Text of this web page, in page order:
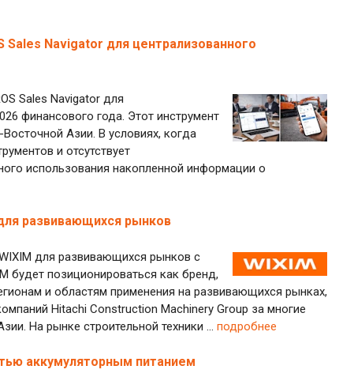
Sales Navigator для централизованного
Sales Navigator для
финансового года. Этот инструмент
Азии. В условиях, когда
и отсутствует
использования накопленной информации о
развивающихся рынков
для развивающихся рынков с
будет позиционироваться как бренд,
и областям применения на развивающихся рынках,
Hitachi Construction Machinery Group за многие
На рынке строительной техники ... подробнее
аккумуляторным питанием